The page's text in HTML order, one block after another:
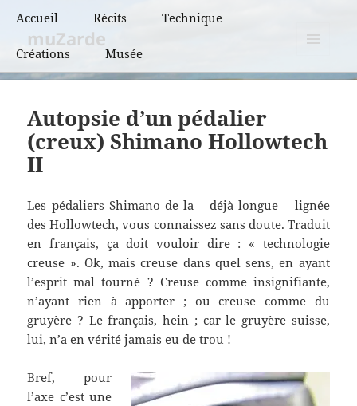
Accueil Récits
BCN et BPF
PBP
Flèches de France
Flèches de France
« vintage »
Technique
Créations Musée
muZarde
ET
Autopsie d’un pédalier
(creux) Shimano Hollowtech
II
Les pédaliers Shimano de la – déjà longue – lignée
des Hollowtech, vous connaissez sans doute. Traduit
en français, ça doit vouloir dire : « technologie
creuse ». Ok, mais creuse dans quel sens, en ayant
l’esprit mal tourné ? Creuse comme insignifiante,
n’ayant rien à apporter ; ou creuse comme du
gruyère ? Le français, hein ; car le gruyère suisse,
lui, n’a en vérité jamais eu de trou !
Bref, pour
l’axe c’est une